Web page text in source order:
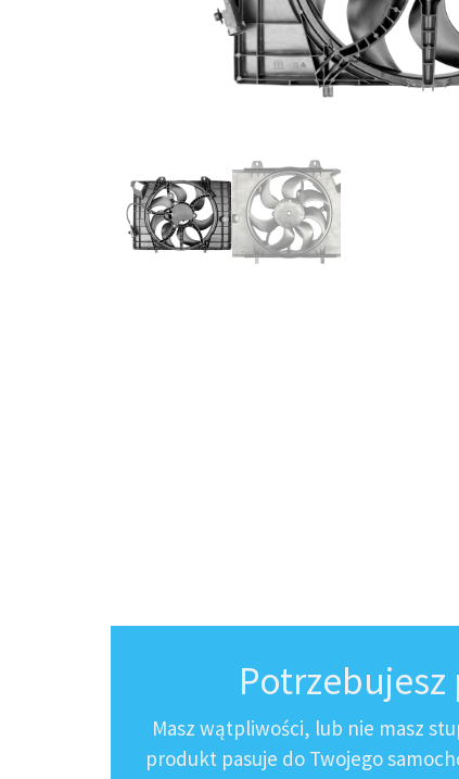
Potrzebujesz
Masz wątpliwości, lub nie masz
produkt pasuje do Twojego